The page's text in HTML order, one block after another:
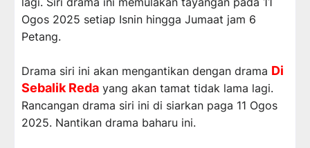
Ogos 2025 setiap Isnin hingga Jumaat jam 6
Petang.
Drama siri ini akan mengantikan dengan drama Di
Sebalik Reda yang akan tamat tidak lama lagi.
Rancangan drama siri ini di siarkan paga 11 Ogos
2025. Nantikan drama baharu ini.